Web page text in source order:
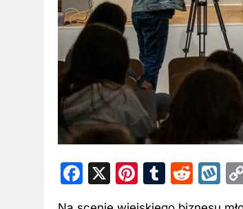
Facebook
X Pinterest
Tumblr